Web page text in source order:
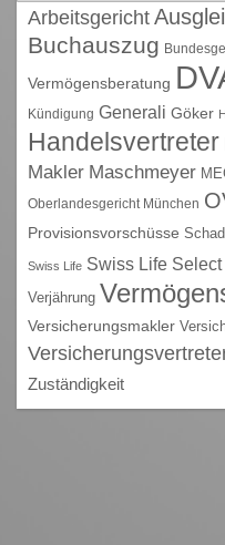
Arbeitsgericht
Buchauszug
Vermögensberatung
Kündigung Generali Göker
Handelsvertreter
Makler Maschmeyer
Oberlandesgericht München
Provisionsvorschüsse
Swiss Life Swiss Life Select
Verjährung
Versicherungsmakler
Zuständigkeit